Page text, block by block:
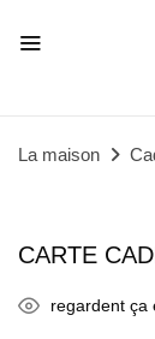
La maison
CARTE
regardent ça